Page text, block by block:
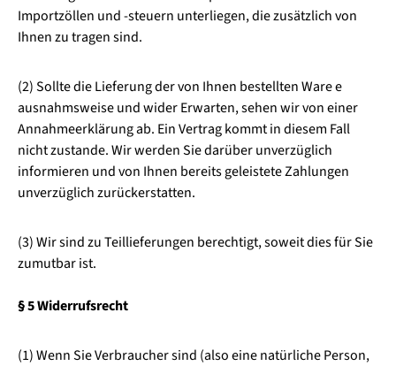
Importzöllen und -steuern unterliegen, die zusätzlich von
Ihnen zu tragen sind.
(2) Sollte die Lieferung der von Ihnen bestellten Ware e
ausnahmsweise und wider Erwarten, sehen wir von einer
Annahmeerklärung ab. Ein Vertrag kommt in diesem Fall
nicht zustande. Wir werden Sie darüber unverzüglich
informieren und von Ihnen bereits geleistete Zahlungen
unverzüglich zurückerstatten.
(3) Wir sind zu Teillieferungen berechtigt, soweit dies für Sie
zumutbar ist.
§ 5 Widerrufsrecht
(1) Wenn Sie Verbraucher sind (also eine natürliche Person,